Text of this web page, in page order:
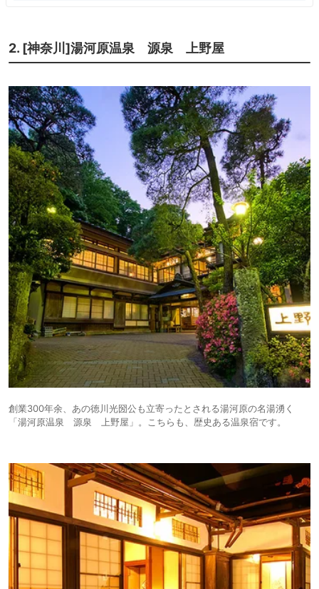
2. [神奈川]湯河原温泉 源泉 上野屋
創業300年余、あの徳川光圀公も立寄ったとされる湯河原の名湯湧く
「湯河原温泉 源泉 上野屋」。こちらも、歴史ある温泉宿です。